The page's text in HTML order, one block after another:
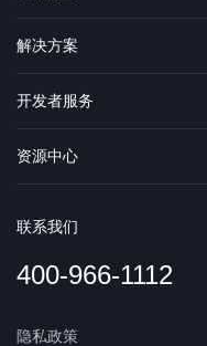
解决方案
开发者服务
资源中心
联系我们
400-966-1112
隐私政策